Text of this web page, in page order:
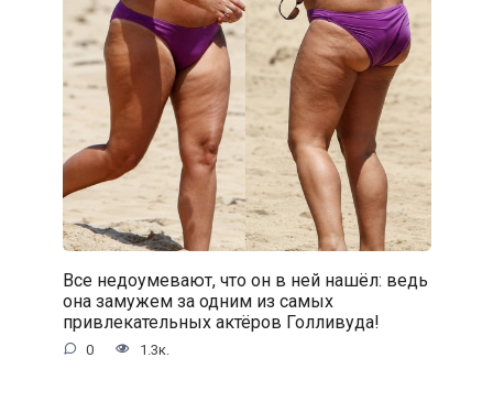
Все недоумевают, что он в ней нашёл: ведь
она замужем за одним из самых
привлекательных актёров Голливуда!
0 1.3к.